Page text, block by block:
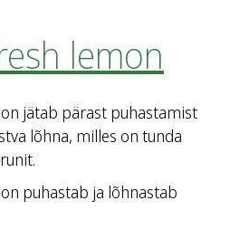
lemon
jätab pärast puhastamist
lõhna, milles on tunda
puhastab ja lõhnastab